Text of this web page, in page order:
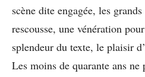
scène dite engagée, les
rescousse, une vénération
splendeur du texte, le plaisir
Les moins de quarante ans ne